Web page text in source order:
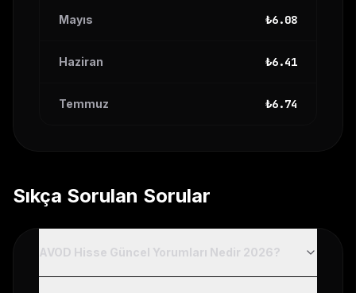
Mayıs ₺6.08
Haziran ₺6.41
Temmuz ₺6.74
Sıkça Sorulan Sorular
AVOD Hisse Güncel Yorumları Nedir 2026?